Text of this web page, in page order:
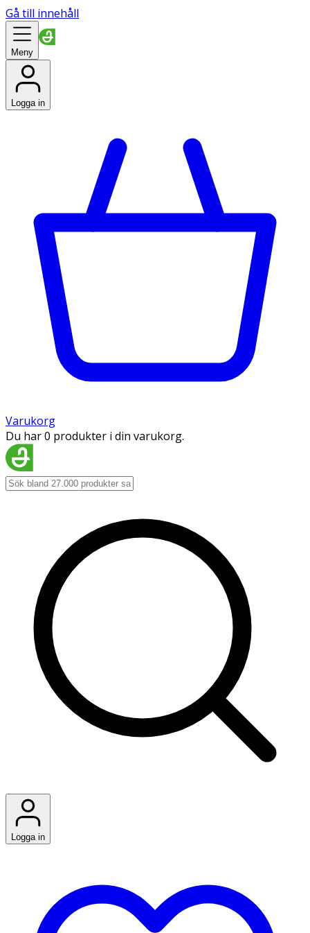
Gå till innehåll
Meny
Logga in
Varukorg
Du har 0 produkter i din varukorg.
Logga in